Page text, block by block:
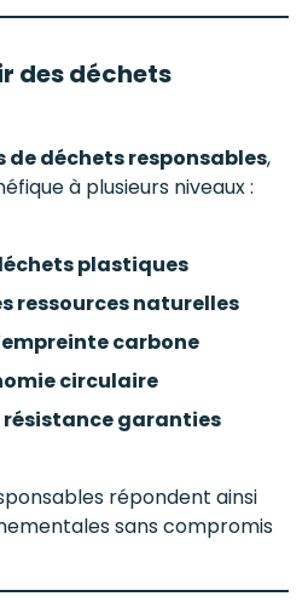
des déchets
de déchets responsables,
à plusieurs niveaux :
plastiques
ressources naturelles
carbone
circulaire
résistance garanties
répondent ainsi
sans compromis